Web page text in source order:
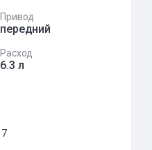
Привод
передний
Расход
6.3 л
7